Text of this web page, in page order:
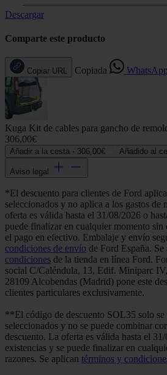
Descargar
Comparte este producto
Copiar URL Copiada WhatsApp
Kuga Kit de cables para gancho de
306,00€
Añadir a la cesta - 306,00€ Añadido al
Aviso legal
*El descuento para clientes de Ford
seleccionados y no aplica a los gastos de
oferta es válida hasta el 31/08/2026 o
puede finalizar en cualquier momento sin
el pago en efectivo. Embalaje y envío
condiciones de envío de Ford España.
condiciones de la tienda en línea Ford.
social C/Caléndula, 13, Edif. Miniparc
28109 Alcobendas (Madrid) pone este
clientes particulares exclusivamente.
**El código de descuento SOL35 solo se
seleccionados y no se puede combinar
descuento. La oferta es válida hasta el
existencias y se puede finalizar en
razones. Se aplican términos y